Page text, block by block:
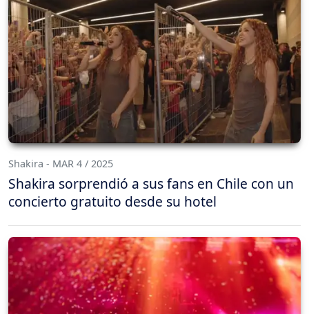
Shakira - MAR 4 / 2025
Shakira sorprendió a sus fans en Chile con un
concierto gratuito desde su hotel